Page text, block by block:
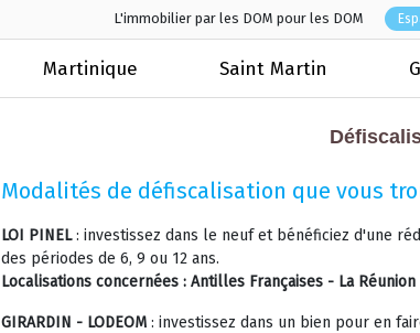
L'immobilier par les DOM pour les DOM
Martinique Saint Martin
Modalités de défiscalisation que vous
LOI PINEL: investissez dans le neuf et bénéficiez d'une
des périodes de 6, 9 ou 12 ans.
Localisations concernées : Antilles Françaises - La Réunion
GIRARDIN - LODEOM : investissez dans un bien pour en